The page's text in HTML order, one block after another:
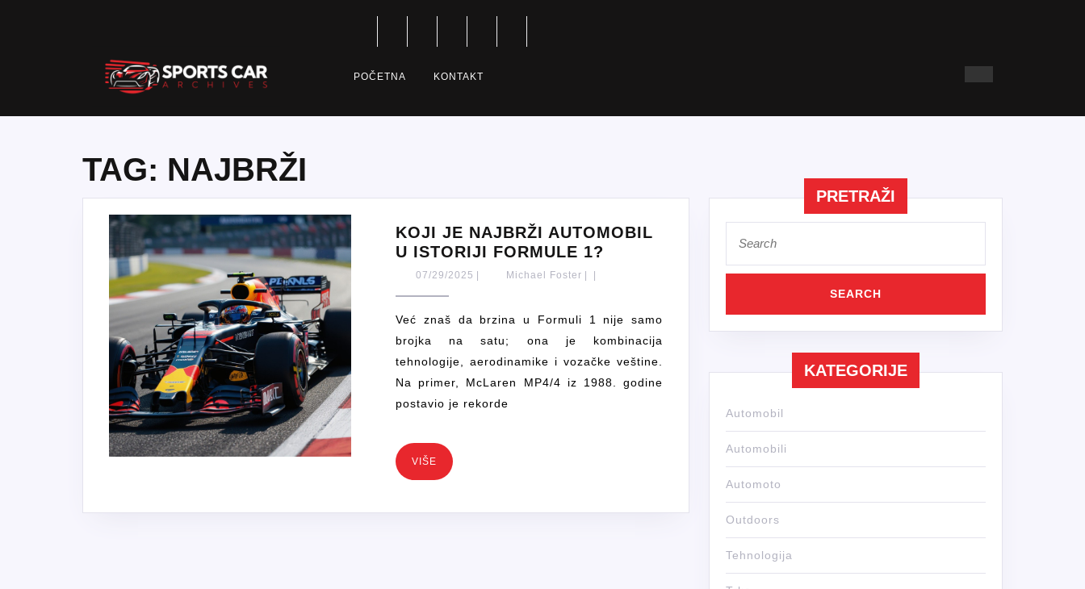
POČETNA KONTAKT
TAG: NAJBRŽI
KOJI JE NAJBRŽI AUTOMOBIL
U ISTORIJI FORMULE 1?
U
ISTORIJI
FORMULE
1?
07/29/2025 07/29/2025Michael FosterMichael
Već znaš da brzina u Formuli 1 nije samo
brojka na satu; ona je kombinacija
tehnologije, aerodinamike i vozačke veštine.
Na primer, McLaren MP4/4 iz 1988. godine
postavio je rekorde
VIŠE VIŠE
PRETRAŽI
for:
KATEGORIJE
Automobil
Automobili
Automoto
Outdoors
Tehnologija